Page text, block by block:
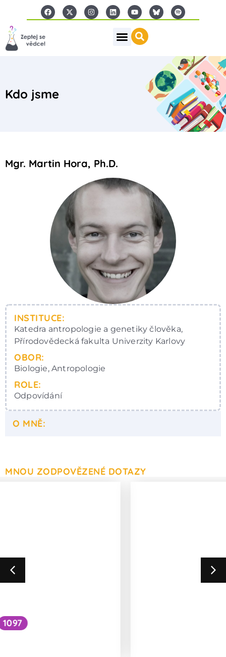
Kdo jsme
Mgr. Martin Hora, Ph.D.
INSTITUCE:
Katedra antropologie a genetiky člověka,
Přírodovědecká fakulta Univerzity Karlovy
OBOR:
Biologie, Antropologie
ROLE:
Odpovídání
O MNĚ:
MNOU ZODPOVĚZENÉ DOTAZY